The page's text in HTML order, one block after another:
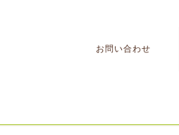
お問い合わせ